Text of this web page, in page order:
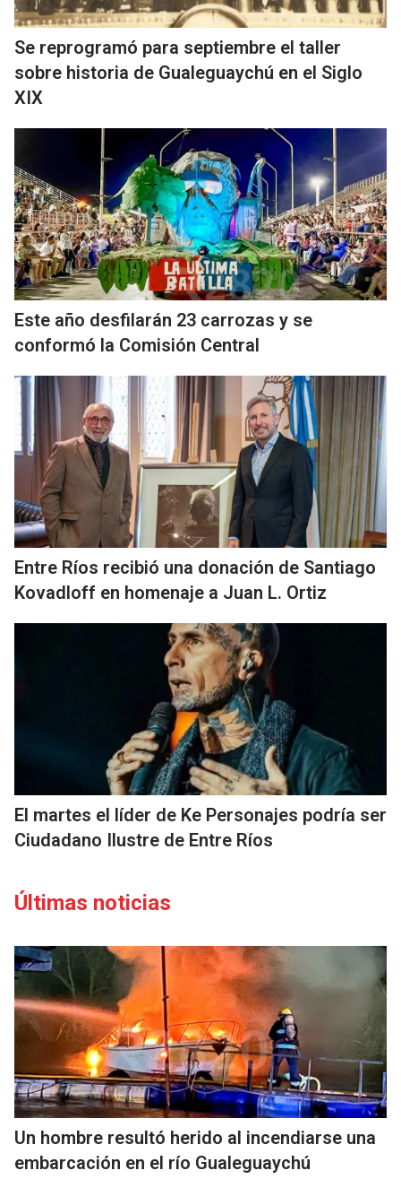
Se reprogramó para septiembre el taller
sobre historia de Gualeguaychú en el Siglo
XIX
Este año desfilarán 23 carrozas y se
conformó la Comisión Central
Entre Ríos recibió una donación de Santiago
Kovadloff en homenaje a Juan L. Ortiz
El martes el líder de Ke Personajes podría ser
Ciudadano Ilustre de Entre Ríos
Últimas noticias
Un hombre resultó herido al incendiarse una
embarcación en el río Gualeguaychú